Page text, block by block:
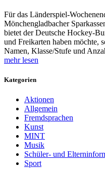
Für das Länderspiel-
Mönchengladbacher
bietet der Deutsche Hockey-
und Freikarten haben möchte,
Namen, Klasse/Stufe und
mehr lesen
Kategorien
Aktionen
Allgemein
Fremdsprachen
Kunst
MINT
Musik
Schüler- und
Sport